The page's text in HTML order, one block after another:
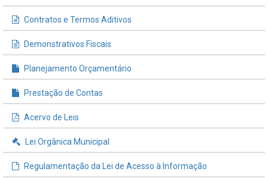
Contratos e Termos Aditivos
Demonstrativos Fiscais
Planejamento Orçamentário
Prestação de Contas
Acervo de Leis
Lei Orgânica Municipal
Regulamentação da Lei de Acesso à Informação